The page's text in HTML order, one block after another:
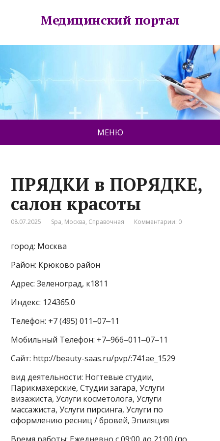
Медицинский портал
МЕНЮ
ПРЯДКИ в ПОРЯДКЕ,
салон красоты
08.07.2025 Spa, Москва, Справочная Комментарии: 0
город: Москва
Район: Крюково район
Адрес: Зеленоград, к1811
Индекс: 124365.0
Телефон: +7 (495) 011‒07‒11
Мобильный Телефон: +7‒966‒011‒07‒11
Сайт: http://beauty-saas.ru/pvp/:741ae_1529
вид деятельности: Ногтевые студии,
Парикмахерские, Студии загара, Услуги
визажиста, Услуги косметолога, Услуги
массажиста, Услуги пирсинга, Услуги по
оформлению ресниц / бровей, Эпиляция